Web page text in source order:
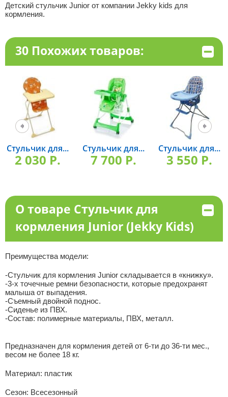
Детский стульчик Junior от компании Jekky kids для
кормления.
30 Похожих товаров:
Стульчик для...
2 030 P.
Стульчик для...
7 700 P.
Стульчик для...
3 550 P.
О товаре Стульчик для
кормления Junior (Jekky Kids)
Преимущества модели:
-Стульчик для кормления Junior складывается в «книжку».
-3-х точечные ремни безопасности, которые предохранят
малыша от выпадения.
-Съемный двойной поднос.
-Сиденье из ПВХ.
-Состав: полимерные материалы, ПВХ, металл.
Предназначен для кормления детей от 6-ти до 36-ти мес.,
весом не более 18 кг.
Материал: пластик
Сезон: Всесезонный